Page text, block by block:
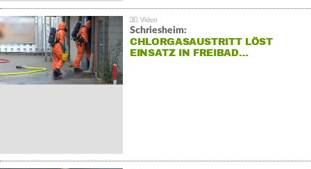
Schriesheim:
CHLORGASAUSTRITT LÖST
EINSATZ IN FREIBAD…